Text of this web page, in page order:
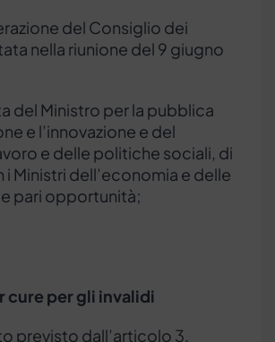
del Consiglio dei
nella riunione del 9 giugno
del Ministro per la pubblica
e l’innovazione e del
e delle politiche sociali, di
Ministri dell’economia e delle
pari opportunità;
cure per gli invalidi
previsto dall’articolo 3,